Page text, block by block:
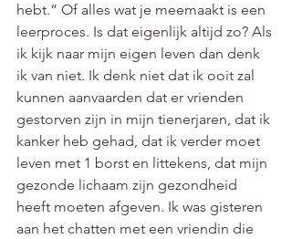
hebt.” Of alles wat je meemaakt is een
leerproces. Is dat eigenlijk altijd zo? Als
ik kijk naar mijn eigen leven dan denk
ik van niet. Ik denk niet dat ik ooit zal
kunnen aanvaarden dat er vrienden
gestorven zijn in mijn tienerjaren, dat ik
kanker heb gehad, dat ik verder moet
leven met 1 borst en littekens, dat mijn
gezonde lichaam zijn gezondheid
heeft moeten afgeven. Ik was gisteren
aan het chatten met een vriendin die